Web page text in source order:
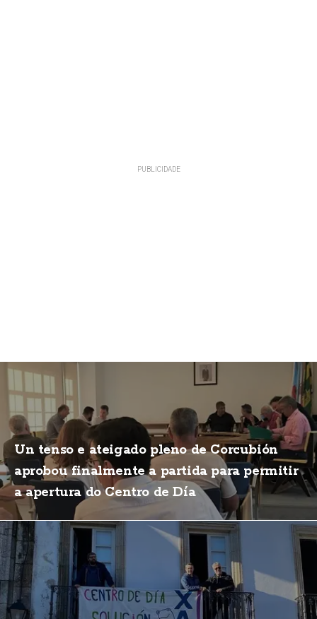
Un tenso e ateigado pleno de Corcubión
aprobou finalmente a partida para permitir
a apertura do Centro de Día